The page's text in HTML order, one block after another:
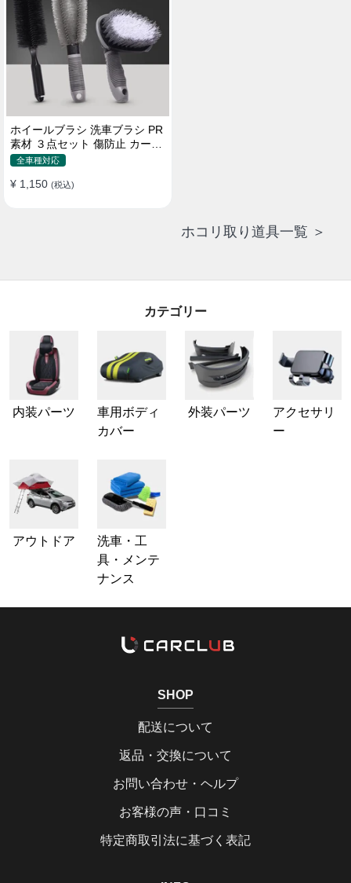
ホイールブラシ 洗車ブラシ PR
素材 ３点セット 傷防止 カーウ
ォッシュ プロ仕様
全車種対応
¥ 1,150 (税込)
ホコリ取り道具一覧 ＞
カテゴリー
内装パーツ
車用ボディ
カバー
外装パーツ
アクセサリ
ー
アウトドア
洗車・工
具・メンテ
ナンス
SHOP
配送について
返品・交換について
お問い合わせ・ヘルプ
お客様の声・口コミ
特定商取引法に基づく表記